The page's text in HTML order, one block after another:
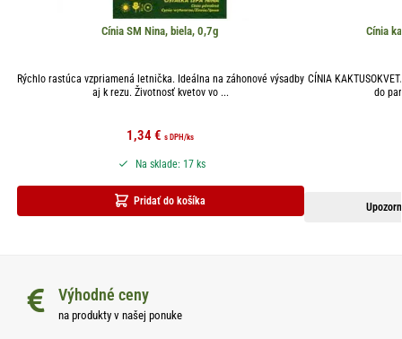
Cínia SM Nina, biela, 0,7g
Rýchlo rastúca vzpriamená letnička. Ideálna na záhonové výsadby
aj k rezu. Životnosť kvetov vo ...
1,34€ s DPH/ks
Pridať do košíka
Na sklade: 17 ks
Cínia
CÍNIA
do
Výhodné ceny
na produkty v našej ponuke